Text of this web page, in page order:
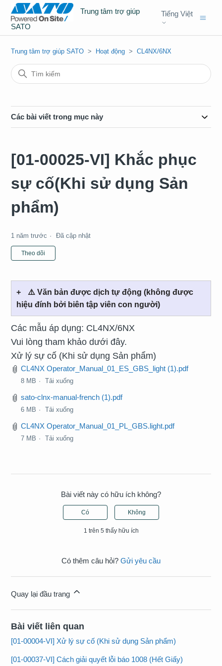
Trung tâm trợ giúp
SATO
Tiếng Việt
Trung tâm trợ giúp SATO Hoạt động CL4NX/6NX
Các bài viết trong mục này
[01-00025-VI] Khắc phục
sự cố(Khi sử dụng Sản
phẩm)
1 năm trước Đã cập nhật
Theo dõi
⚠️ Văn bản được dịch tự động (không được
hiệu đính bởi biên tập viên con người)
Các mẫu áp dụng: CL4NX/6NX
Vui lòng tham khảo dưới đây.
Xử lý sự cố (Khi sử dụng Sản phẩm)
CL4NX Operator_Manual_01_ES_GBS_light (1).pdf
8 MB Tải xuống
sato-clnx-manual-french (1).pdf
6 MB Tải xuống
CL4NX Operator_Manual_01_PL_GBS.light.pdf
7 MB Tải xuống
Bài viết này có hữu ích không?
Có Không
1 trên 5 thấy hữu ích
Có thêm câu hỏi? Gửi yêu cầu
Quay lại đầu trang
Bài viết liên quan
[01-00004-VI] Xử lý sự cố (Khi sử dụng Sản phẩm)
[01-00037-VI] Cách giải quyết lỗi báo 1008 (Hết Giấy)